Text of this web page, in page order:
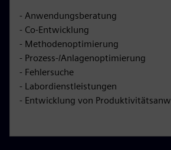
- Anwendungsberatung
- Co-Entwicklung
- Methodenoptimierung
- Prozess-/Anlagenoptimierung
- Fehlersuche
- Labordienstleistungen
- Entwicklung von